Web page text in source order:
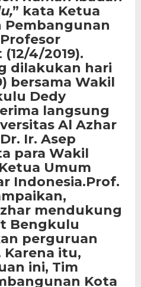
” kata Ketua
Pembangunan
4/2019).
dilakukan hari
bersama Wakil
Dedy
langsung
Al Azhar
Ir. Asep
para Wakil
Umum
Indonesia.Prof.
mendukung
Bengkulu
perguruan
itu,
ini, Tim
Kota